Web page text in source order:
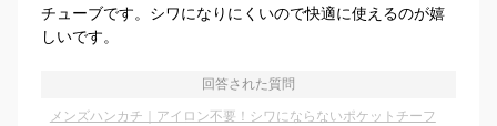
チューブです。シワになりにくいので快適に使えるのが嬉
しいです。
回答された質問
メンズハンカチ｜アイロン不要！シワにならないポケットチーフ